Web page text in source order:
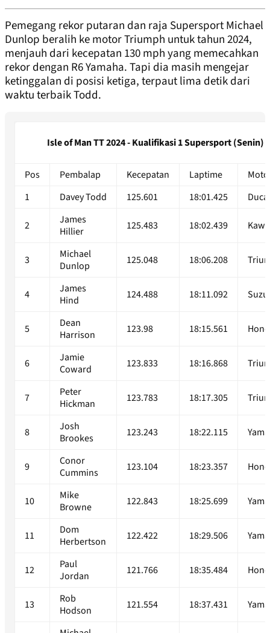
Pemegang rekor putaran dan raja Supersport Michael
Dunlop beralih ke motor Triumph untuk tahun 2024,
menjauh dari kecepatan 130 mph yang memecahkan
rekor dengan R6 Yamaha. Tapi dia masih mengejar
ketinggalan di posisi ketiga, terpaut lima detik dari
waktu terbaik Todd.
Isle of Man TT 2024 - Kualifikasi 1 Supersport (Senin)
Pos Pembalap Kecepatan Laptime
1
Davey Todd 125.601 18:01.425
2
James
Hillier
125.483 18:02.439
3
Michael
Dunlop
125.048 18:06.208
4
James
Hind
124.488 18:11.092
5
Dean
Harrison
123.98 18:15.561
6
Jamie
Coward
123.833 18:16.868
7
Peter
Hickman
123.783 18:17.305
8
Josh
Brookes
123.243 18:22.115
9
Conor
Cummins
123.104 18:23.357
10
Mike
Browne
122.843 18:25.699
11
Dom
Herbertson
122.422 18:29.506
12
Paul
Jordan
121.766 18:35.484
13
Rob
Hodson
121.554 18:37.431